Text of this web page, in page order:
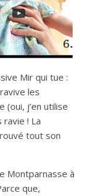
Mir qui tue :
les
(oui, j’en utilise
ravie ! La
tout son
Montparnasse à
que,